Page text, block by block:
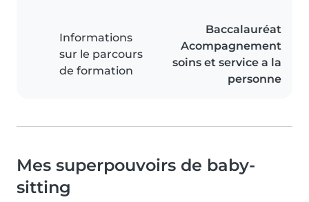
Informations
sur le parcours
de formation
Baccalauréat
Acompagnement
soins et service a la
personne
Mes superpouvoirs de baby-
sitting